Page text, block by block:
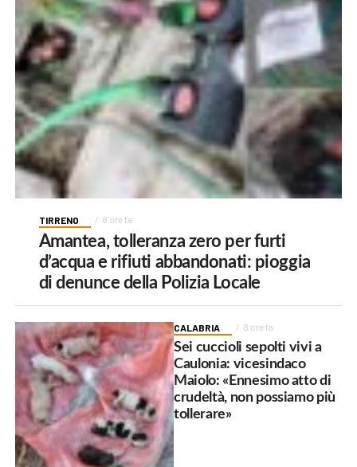
TIRRENO 8 ore fa
Amantea, tolleranza zero per furti
d’acqua e rifiuti abbandonati: pioggia
di denunce della Polizia Locale
CALABRIA 8 ore fa
Sei cuccioli sepolti vivi a
Caulonia: vicesindaco
Maiolo: «Ennesimo atto di
crudeltà, non possiamo più
tollerare»